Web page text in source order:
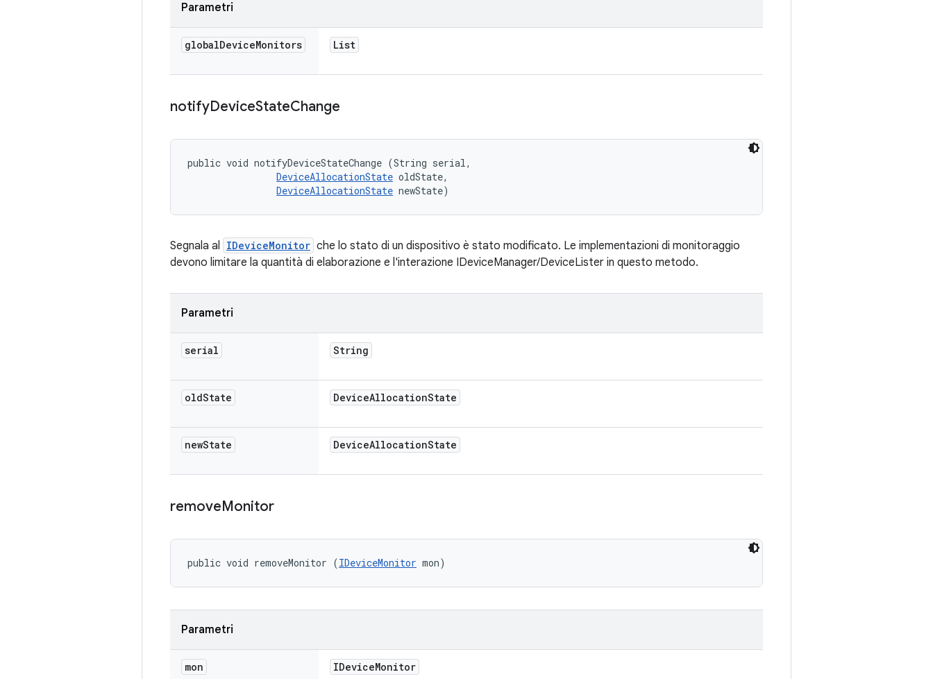
Parametri
globalDeviceMonitors List
notifyDeviceStateChange
public void notifyDeviceStateChange (String serial,
DeviceAllocationState oldState,
DeviceAllocationState newState)
Segnala al IDeviceMonitor che lo stato di un dispositivo è stato modificato. Le implementazioni di monitoraggio
devono limitare la quantità di elaborazione e l'interazione IDeviceManager/DeviceLister in questo metodo.
Parametri
serial String
oldState DeviceAllocationState
newState DeviceAllocationState
removeMonitor
public void removeMonitor (IDeviceMonitor mon)
Parametri
mon IDeviceMonitor